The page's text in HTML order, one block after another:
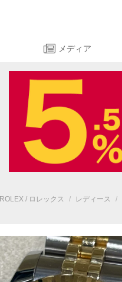
メディア
ROLEX / ロレックス / レディース /